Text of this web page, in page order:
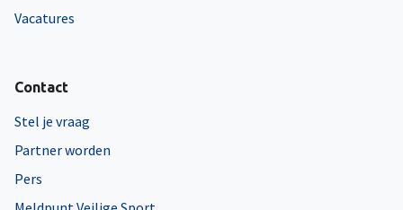
Vacatures
Contact
Stel je vraag
Partner worden
Pers